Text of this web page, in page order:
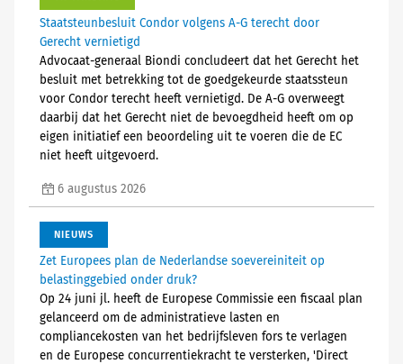
Staatsteunbesluit Condor volgens A-G terecht door
Gerecht vernietigd
Advocaat-generaal Biondi concludeert dat het Gerecht het
besluit met betrekking tot de goedgekeurde staatssteun
voor Condor terecht heeft vernietigd. De A-G overweegt
daarbij dat het Gerecht niet de bevoegdheid heeft om op
eigen initiatief een beoordeling uit te voeren die de EC
niet heeft uitgevoerd.
6 augustus 2026
NIEUWS
Zet Europees plan de Nederlandse soevereiniteit op
belastinggebied onder druk?
Op 24 juni jl. heeft de Europese Commissie een fiscaal plan
gelanceerd om de administratieve lasten en
compliancekosten van het bedrijfsleven fors te verlagen
en de Europese concurrentiekracht te versterken, 'Direct